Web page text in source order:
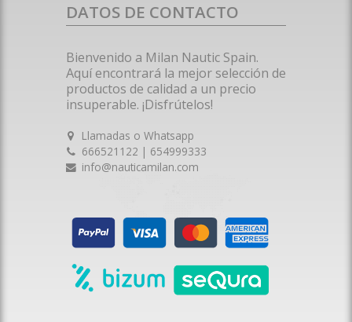
DATOS DE CONTACTO
Bienvenido a Milan Nautic Spain.
Aquí encontrará la mejor selección de
productos de calidad a un precio
insuperable. ¡Disfrútelos!
Llamadas o Whatsapp
666521122 | 654999333
info@nauticamilan.com